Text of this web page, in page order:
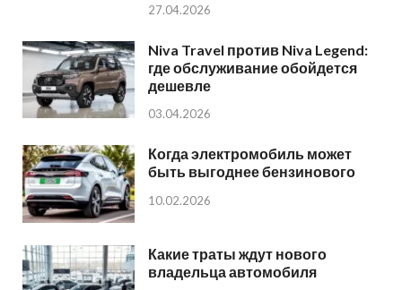
27.04.2026
Niva Travel против Niva Legend:
где обслуживание обойдется
дешевле
03.04.2026
Когда электромобиль может
быть выгоднее бензинового
10.02.2026
Какие траты ждут нового
владельца автомобиля